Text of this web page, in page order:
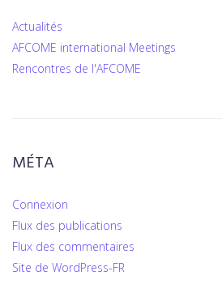
Actualités
AFCOME international Meetings
Rencontres de l'AFCOME
MÉTA
Connexion
Flux des publications
Flux des commentaires
Site de WordPress-FR